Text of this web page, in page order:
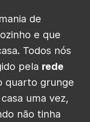
de
e que
Todos nós
pela rede
quarto grunge
uma vez,
não tinha